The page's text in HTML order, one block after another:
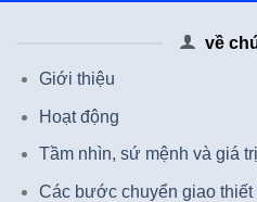
về
Giới thiệu
Hoạt động
Tầm nhìn, sứ mệnh và giá
Các bước chuyển giao thiết